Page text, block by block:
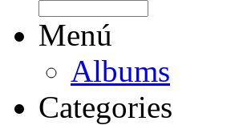
Menú
Albums
Categories